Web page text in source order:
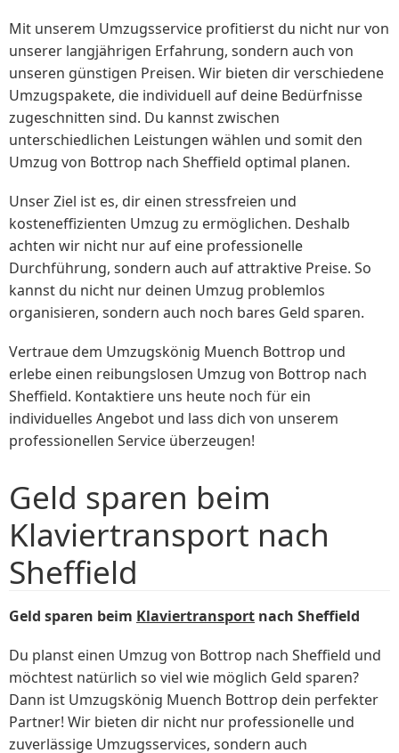
Mit unserem Umzugsservice profitierst du nicht nur von
unserer langjährigen Erfahrung, sondern auch von
unseren günstigen Preisen. Wir bieten dir verschiedene
Umzugspakete, die individuell auf deine Bedürfnisse
zugeschnitten sind. Du kannst zwischen
unterschiedlichen Leistungen wählen und somit den
Umzug von Bottrop nach Sheffield optimal planen.
Unser Ziel ist es, dir einen stressfreien und
kosteneffizienten Umzug zu ermöglichen. Deshalb
achten wir nicht nur auf eine professionelle
Durchführung, sondern auch auf attraktive Preise. So
kannst du nicht nur deinen Umzug problemlos
organisieren, sondern auch noch bares Geld sparen.
Vertraue dem Umzugskönig Muench Bottrop und
erlebe einen reibungslosen Umzug von Bottrop nach
Sheffield. Kontaktiere uns heute noch für ein
individuelles Angebot und lass dich von unserem
professionellen Service überzeugen!
Geld sparen beim
Klaviertransport nach
Sheffield
Geld sparen beim Klaviertransport nach Sheffield
Du planst einen Umzug von Bottrop nach Sheffield und
möchtest natürlich so viel wie möglich Geld sparen?
Dann ist Umzugskönig Muench Bottrop dein perfekter
Partner! Wir bieten dir nicht nur professionelle und
zuverlässige Umzugsservices, sondern auch